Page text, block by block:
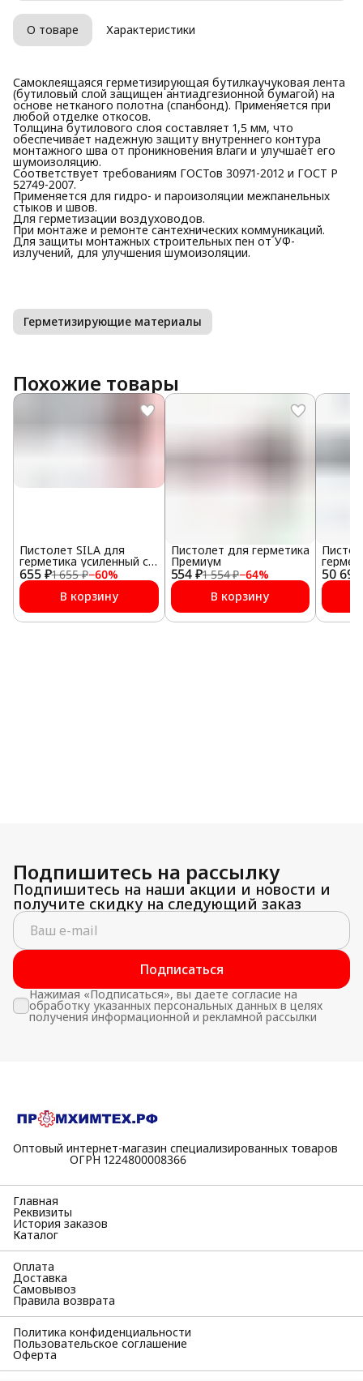
О товаре Характеристики
Самоклеящаяся герметизирующая бутилкаучуковая лента
(бутиловый слой защищен антиадгезионной бумагой) на
основе нетканого полотна (спанбонд). Применяется при
любой отделке откосов.
Толщина бутилового слоя составляет 1,5 мм, что
обеспечивает надежную защиту внутреннего контура
монтажного шва от проникновения влаги и улучшает его
шумоизоляцию.
Соответствует требованиям ГОСТов 30971-2012 и ГОСТ Р
52749-2007.
Применяется для гидро- и пароизоляции межпанельных
стыков и швов.
Для герметизации воздуховодов.
При монтаже и ремонте сантехнических коммуникаций.
Для защиты монтажных строительных пен от УФ-
излучений, для улучшения шумоизоляции.
Герметизирующие материалы
Похожие товары
655 ₽1 655 ₽−60%
Пистолет SILA для
герметика усиленный с
регулятором подачи
В корзину
554 ₽1 554 ₽−64%
Пистолет для герметика
Премиум
В корзину
50
Подпишитесь на рассылку
Подпишитесь на наши акции и новости и
получите скидку на следующий заказ
Подписаться
Нажимая «Подписаться», вы даете согласие на
обработку указанных персональных данных в целях
получения информационной и рекламной рассылки
Оптовый интернет-магазин специализированных товаров
⠀⠀⠀⠀⠀⠀⠀ОГРН 1224800008366
Главная
Реквизиты
История заказов
Каталог
Оплата
Доставка
Самовывоз
Правила возврата
Политика конфиденциальности
Пользовательское соглашение
Оферта